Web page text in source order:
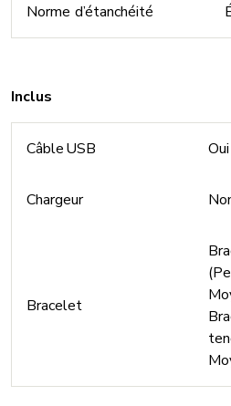
Norme d’étanchéité
Inclus
Câble USB Oui
Chargeur
Bracelet